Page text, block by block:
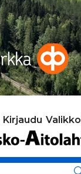
Kirjaudu Valikko